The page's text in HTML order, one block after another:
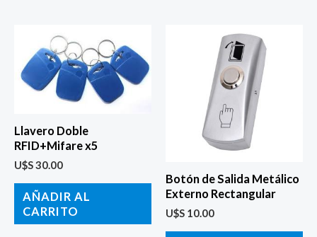
Llavero Doble
RFID+Mifare x5
U$S30.00
AÑADIR AL
CARRITO
Botón de Salida Metálico
Externo Rectangular
U$S 10.00